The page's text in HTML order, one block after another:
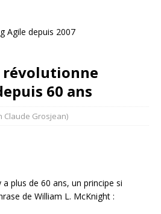
révolutionne
60 ans
Claude Grosjean)
plus de 60 ans, un principe si
de William L. McKnight :